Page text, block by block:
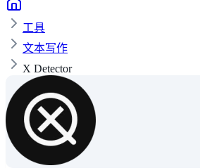
工具
文本写作
X Detector